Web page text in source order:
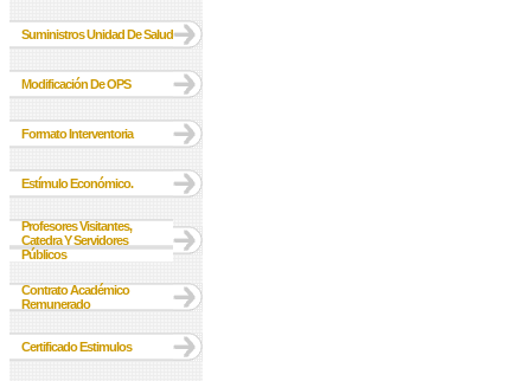
Suministros Unidad De Salud
Modificación De OPS
Formato Interventoria
Estímulo Económico.
Profesores Visitantes,
Catedra Y Servidores
Públicos
Contrato Académico
Remunerado
Certificado Estimulos